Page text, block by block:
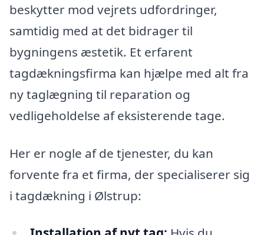
beskytter mod vejrets udfordringer,
samtidig med at det bidrager til
bygningens æstetik. Et erfarent
tagdækningsfirma kan hjælpe med alt fra
ny taglægning til reparation og
vedligeholdelse af eksisterende tage.
Her er nogle af de tjenester, du kan
forvente fra et firma, der specialiserer sig
i tagdækning i Ølstrup: